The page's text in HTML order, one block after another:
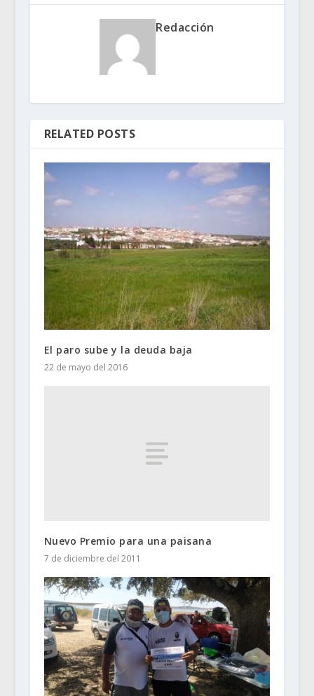
Redacción
RELATED POSTS
El paro sube y la deuda baja
22 de mayo del 2016
Nuevo Premio para una paisana
7 de diciembre del 2011